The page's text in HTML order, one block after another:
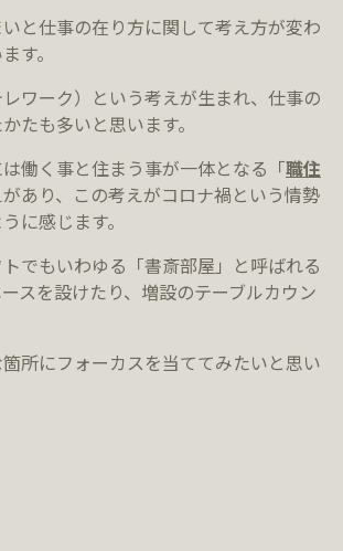
と仕事の在り方に関して考え方が変わ
す。
ワーク）という考えが生まれ、仕事の
たも多いと思います。
働く事と住まう事が一体となる「職住
あり、この考えがコロナ禍という情勢
に感じます。
でもいわゆる「書斎部屋」と呼ばれる
スを設けたり、増設のテーブルカウン
所にフォーカスを当ててみたいと思い